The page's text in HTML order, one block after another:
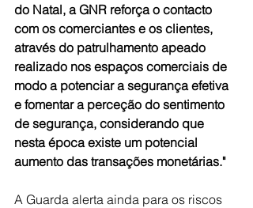
do Natal, a GNR reforça o contacto
com os comerciantes e os clientes,
através do patrulhamento apeado
realizado nos espaços comerciais de
modo a potenciar a segurança efetiva
e fomentar a perceção do sentimento
de segurança, considerando que
nesta época existe um potencial
aumento das transações monetárias."
A Guarda alerta ainda para os riscos